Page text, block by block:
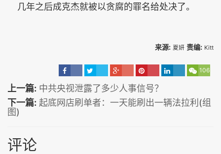
几年之后成克杰就被以贪腐的罪名给处决了。
来源: 夏妍 责编: Kitt
106
上一篇: 中共央视泄露了多少人事信号？
下一篇: 起底网店刷单者：一天能刷出一辆法拉利(组
图)
评论